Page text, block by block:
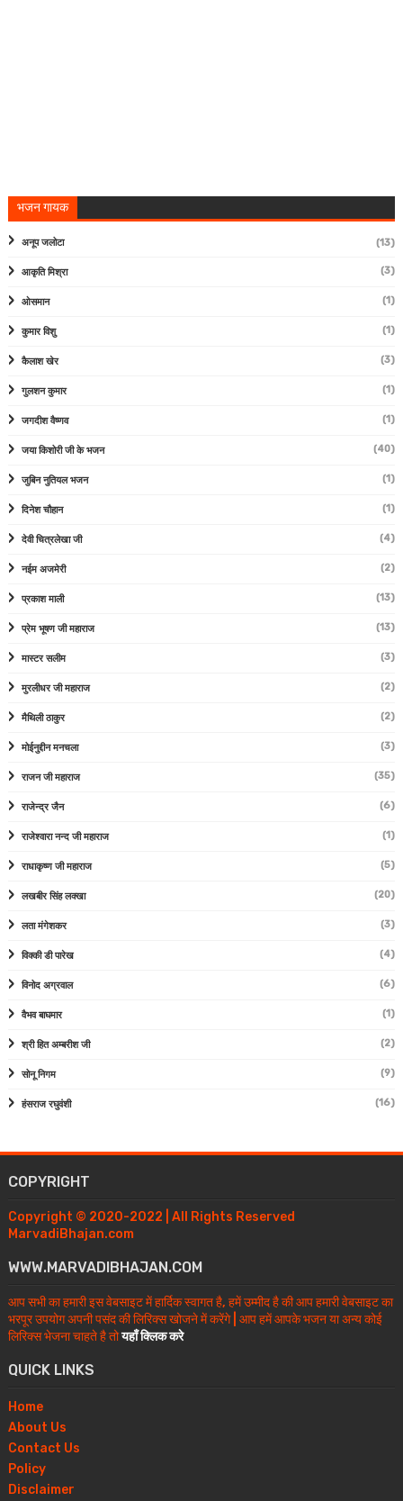
भजन गायक
अनूप जलोटा (13)
आकृति मिश्रा (3)
ओसमान (1)
कुमार विशु (1)
कैलाश खेर (3)
गुलशन कुमार (1)
जगदीश वैष्णव (1)
जया किशोरी जी के भजन (40)
जुबिन नुतियल भजन (1)
दिनेश चौहान (1)
देवी चित्रलेखा जी (4)
नईम अजमेरी (2)
प्रकाश माली (13)
प्रेम भूषण जी महाराज (13)
मास्टर सलीम (3)
मुरलीधर जी महाराज (2)
मैथिली ठाकुर (2)
मोईनुद्दीन मनचला (3)
राजन जी महाराज (35)
राजेन्द्र जैन (6)
राजेश्वारा नन्द जी महाराज (1)
राधाकृष्ण जी महाराज (5)
लखबीर सिंह लक्खा (20)
लता मंगेशकर (3)
विक्की डी पारेख (4)
विनोद अग्रवाल (6)
वैभव बाघमार (1)
श्री हित अम्बरीश जी (2)
सोनू निगम (9)
हंसराज रघुवंशी (16)
COPYRIGHT
Copyright © 2020-2022 | All Rights Reserved
MarvadiBhajan.com
WWW.MARVADIBHAJAN.COM
आप सभी का हमारी इस वेबसाइट में हार्दिक स्वागत है, हमें उम्मीद है की आप हमारी वेबसाइट का
भरपूर उपयोग अपनी पसंद की लिरिक्स खोजने में करेंगे | आप हमें आपके भजन या अन्य कोई
लिरिक्स भेजना चाहते है तोयहाँ क्लिक करे
QUICK LINKS
Home
About Us
Contact Us
Policy
Disclaimer